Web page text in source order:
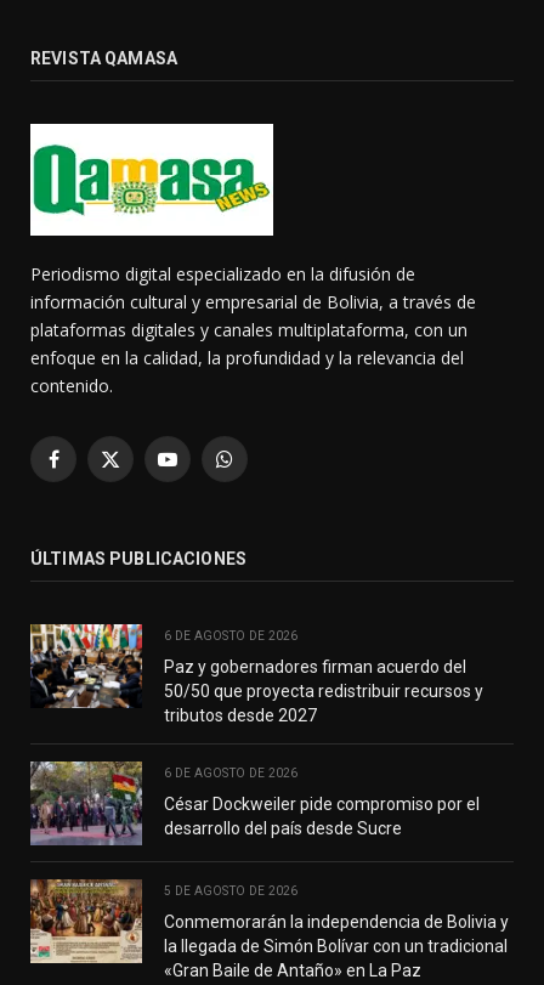
REVISTA QAMASA
Periodismo digital especializado en la difusión de
información cultural y empresarial de Bolivia, a través de
plataformas digitales y canales multiplataforma, con un
enfoque en la calidad, la profundidad y la relevancia del
contenido.
Facebook
X
YouTubeWhatsApp
ÚLTIMAS PUBLICACIONES
6 DE AGOSTO DE 2026
Paz y gobernadores firman acuerdo del
50/50 que proyecta redistribuir recursos y
tributos desde 2027
6 DE AGOSTO DE 2026
César Dockweiler pide compromiso por el
desarrollo del país desde Sucre
5 DE AGOSTO DE 2026
Conmemorarán la independencia de Bolivia y
la llegada de Simón Bolívar con un tradicional
«Gran Baile de Antaño» en La Paz